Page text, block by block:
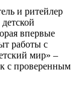
и ритейлер
впервые
работы с
мир» –
с проверенным